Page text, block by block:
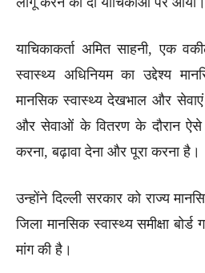
याचिकाकर्ता अमित साहनी, एक
स्वास्थ्य अधिनियम का उद्देश्य
मानसिक स्वास्थ्य देखभाल और
और सेवाओं के वितरण के दौरान ऐसे
करना, बढ़ावा देना और पूरा करना है।
उन्होंने दिल्ली सरकार को राज्य
जिला मानसिक स्वास्थ्य समीक्षा
मांग की है।